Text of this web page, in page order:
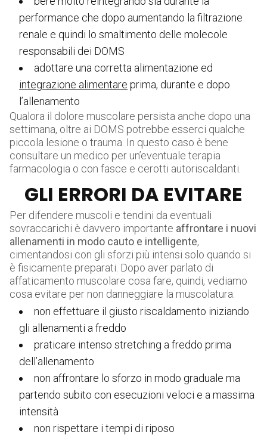
performance che dopo aumentando la filtrazione
renale e quindi lo smaltimento delle molecole
responsabili dei DOMS
adottare una corretta alimentazione ed
integrazione alimentare prima, durante e dopo
l’allenamento
Qualora il dolore muscolare persista anche dopo una
settimana, oltre ai DOMS potrebbe esserci qualche
piccola lesione o trauma. In questo caso è bene
consultare un medico per un’eventuale terapia
farmacologia o con fasce e cerotti autoriscaldanti.
GLI ERRORI DA EVITARE
Per difendere muscoli e tendini da eventuali
sovraccarichi è davvero importante affrontare i nuovi
allenamenti in modo cauto e intelligente,
cimentandosi con gli sforzi più intensi solo quando si
è fisicamente preparati. Dopo aver parlato di
affaticamento muscolare cosa fare, quindi, vediamo
cosa evitare per non danneggiare la muscolatura:
non effettuare il giusto riscaldamento iniziando
gli allenamenti a freddo
praticare intenso stretching a freddo prima
dell’allenamento
non affrontare lo sforzo in modo graduale ma
partendo subito con esecuzioni veloci e a massima
intensità
non rispettare i tempi di riposo